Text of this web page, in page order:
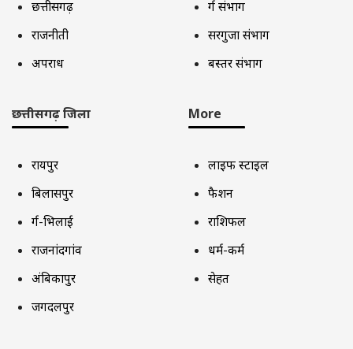
छत्तीसगढ़
राजनीती
अपराध
दुर्ग संभाग
सरगुजा संभाग
बस्तर संभाग
छत्तीसगढ़ जिला
रायपुर
बिलासपुर
दुर्ग-भिलाई
राजनांदगांव
अंबिकापुर
जगदलपुर
More
लाइफ स्टाइल
फैशन
राशिफल
धर्म-कर्म
सेहत